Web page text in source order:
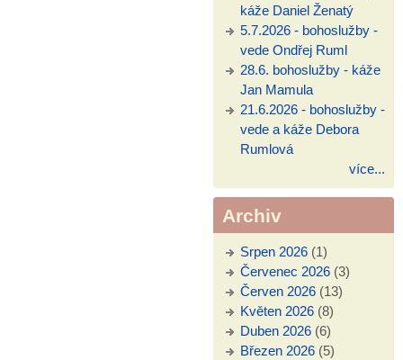
káže Daniel Ženatý
5.7.2026 - bohoslužby -
vede Ondřej Ruml
28.6. bohoslužby - káže
Jan Mamula
21.6.2026 - bohoslužby -
vede a káže Debora
Rumlová
více...
Archiv
Srpen 2026(1)
Červenec 2026(3)
Červen 2026(13)
Květen 2026(8)
Duben 2026(6)
Březen 2026(5)